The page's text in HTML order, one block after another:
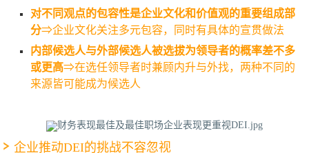
对不同观点的包容性是企业文化和价值观的重要组成部
分⇒企业文化关注多元包容，同时有具体的宣贯做法
内部候选人与外部候选人被选拔为领导者的概率差不多
或更高⇒在选任领导者时兼顾内升与外找，两种不同的
来源皆可能成为候选人
企业推动DEI的挑战不容忽视